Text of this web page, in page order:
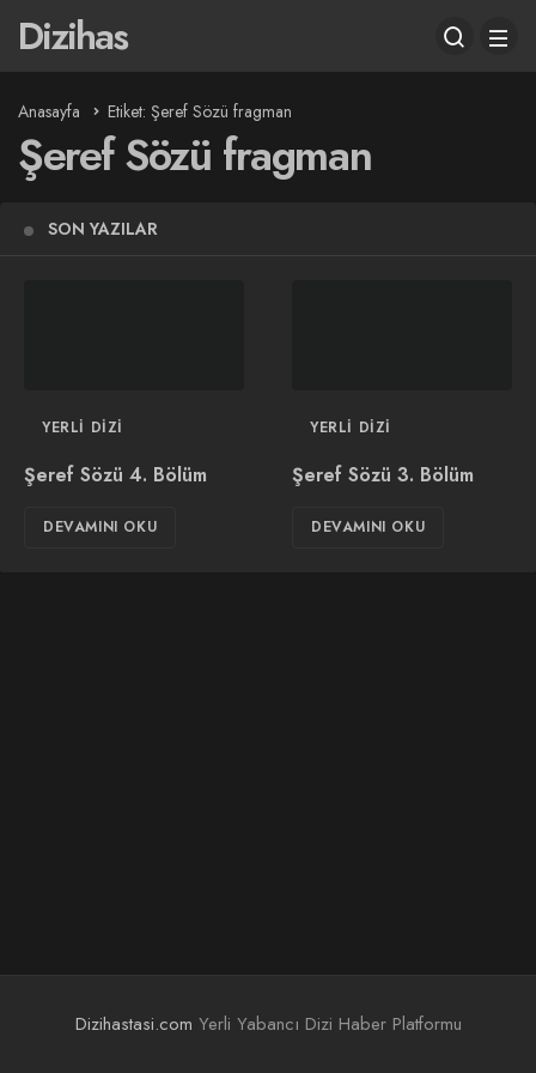
Dizihas
Anasayfa Etiket: Şeref Sözü fragman
Şeref Sözü fragman
SON YAZILAR
YERLI DIZI
Şeref Sözü 4. Bölüm
DEVAMINI OKU
YERLI DIZI
Şeref Sözü 3. Bölüm
DEVAMINI OKU
Dizihastasi.com Yerli Yabancı Dizi Haber Platformu